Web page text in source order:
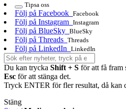
Tipsa oss
Följ på Facebook Facebook
Följ på Instagram Instagram
Följ på BlueSky BlueSky
Följ på Threads Threads
Följ på LinkedIn LinkedIn
Du kan trycka Shift + S för att få fram
Esc för att stänga det.
Tryck ENTER för fler resultat, då kan
Stäng